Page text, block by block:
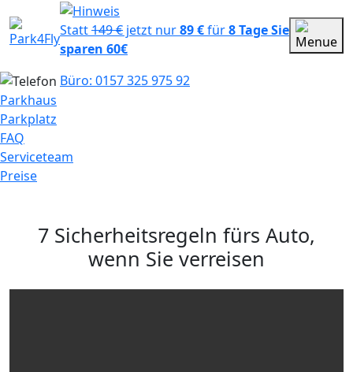
Statt149 € jetzt nur89 €für8 TageSie
sparen 60€
Büro: 0157 325 975 92
Parkhaus
Parkplatz
FAQ
Serviceteam
Preise
7 Sicherheitsregeln fürs Auto,
wenn Sie verreisen